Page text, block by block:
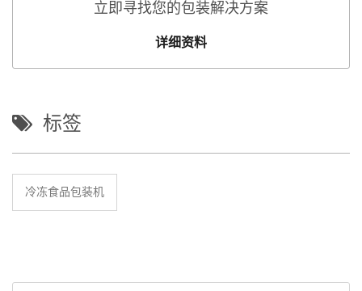
立即寻找您的包装解决方案
详细资料
标签
冷冻食品包装机